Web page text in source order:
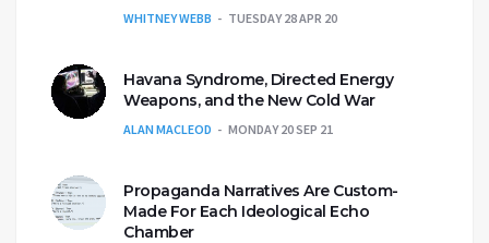
WHITNEY WEBB TUESDAY 28 APR 20
Havana Syndrome, Directed Energy
Weapons, and the New Cold War
ALAN MACLEOD MONDAY 20 SEP 21
Propaganda Narratives Are Custom-
Made For Each Ideological Echo
Chamber